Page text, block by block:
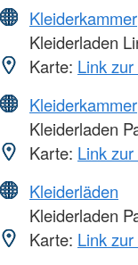
Kleiderkammer
Kleiderladen
Karte: Link
Kleiderkammer
Kleiderladen
Karte: Link
Kleiderläden
Kleiderladen
Karte: Link